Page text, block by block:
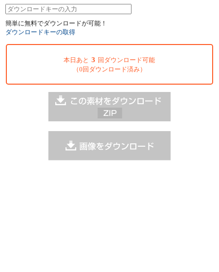
簡単に無料でダウンロードが可能！
ダウンロードキーの取得
本日あと 3 回ダウンロード可能
（0回ダウンロード済み）